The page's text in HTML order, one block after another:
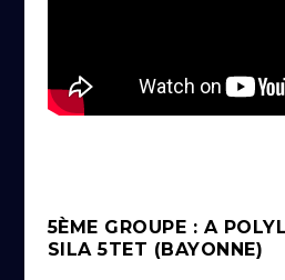
5ÈME GROUPE : A
SILA 5TET (BAYONNE)